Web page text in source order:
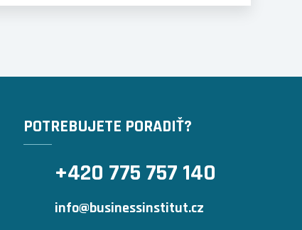
POTREBUJETE PORADIŤ?
+420 775 757 140
info@businessinstitut.cz